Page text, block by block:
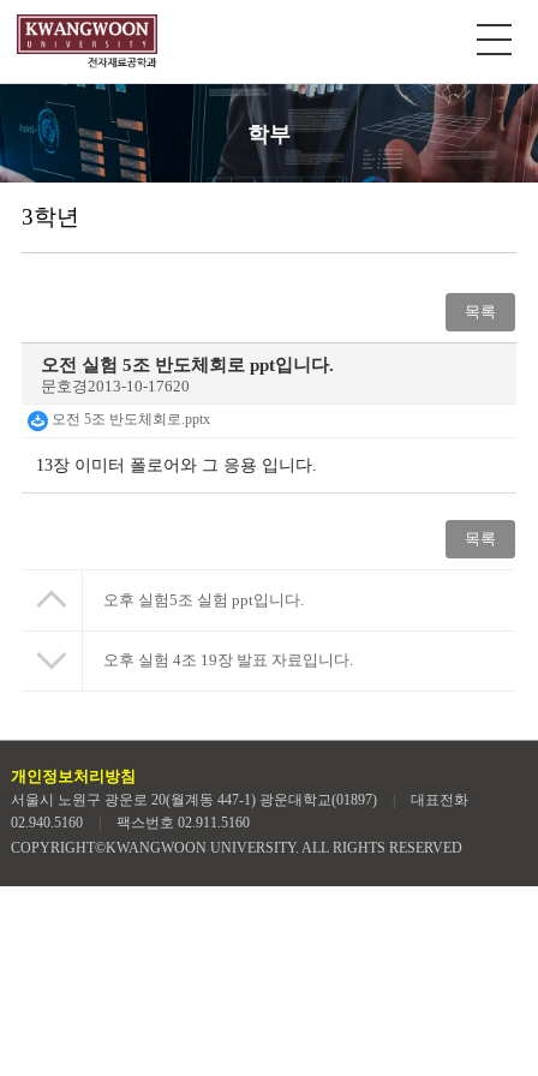
학부
3학년
목록
오전 실험 5조 반도체회로 ppt입니다.
문호경2013-10-17620
오전 5조 반도체회로.pptx
13장 이미터 폴로어와 그 응용 입니다.
목록
오후 실험5조 실험 ppt입니다.
오후 실험 4조 19장 발표 자료입니다.
개인정보처리방침
서울시 노원구 광운로 20(월계동 447-1) 광운대학교(01897)
대표전화
02.940.5160
팩스번호 02.911.5160
COPYRIGHT©KWANGWOON UNIVERSITY. ALL RIGHTS RESERVED